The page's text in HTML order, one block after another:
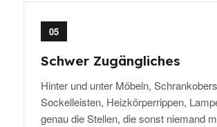
05
Schwer Zugängliches
Hinter und unter Möbeln,
Sockelleisten, Heizkörperrippen,
genau die Stellen, die sonst niemand